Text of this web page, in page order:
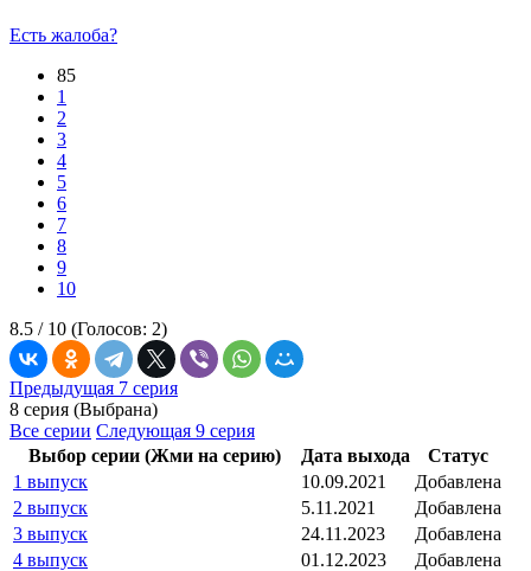
Есть жалоба?
85
1
2
3
4
5
6
7
8
9
10
8.5 / 10 (Голосов: 2)
Предыдущая 7 серия
8 серия (Выбрана)
Все серии Следующая 9 серия
Выбор серии (Жми на серию)
Дата выхода
Статус
1 выпуск
10.09.2021
Добавлена
2 выпуск
5.11.2021
Добавлена
3 выпуск
24.11.2023
Добавлена
4 выпуск
01.12.2023
Добавлена